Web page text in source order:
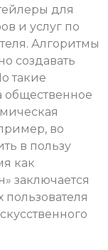
для
и услуг по
Алгоритмы
создавать
такие
общественное
во
в пользу
как
заключается